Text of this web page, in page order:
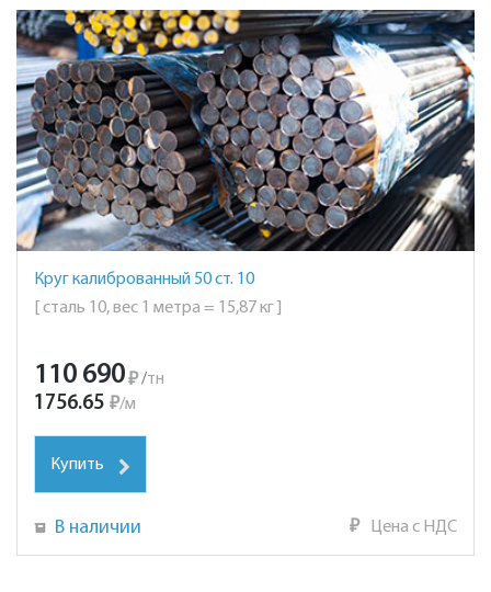
Круг калиброванный 50 ст. 10
[ сталь 10, вес 1 метра = 15,87 кг ]
110 690₽ /тн
1756.65 ₽/м
Купить
В наличии ₽ Цена с НДС